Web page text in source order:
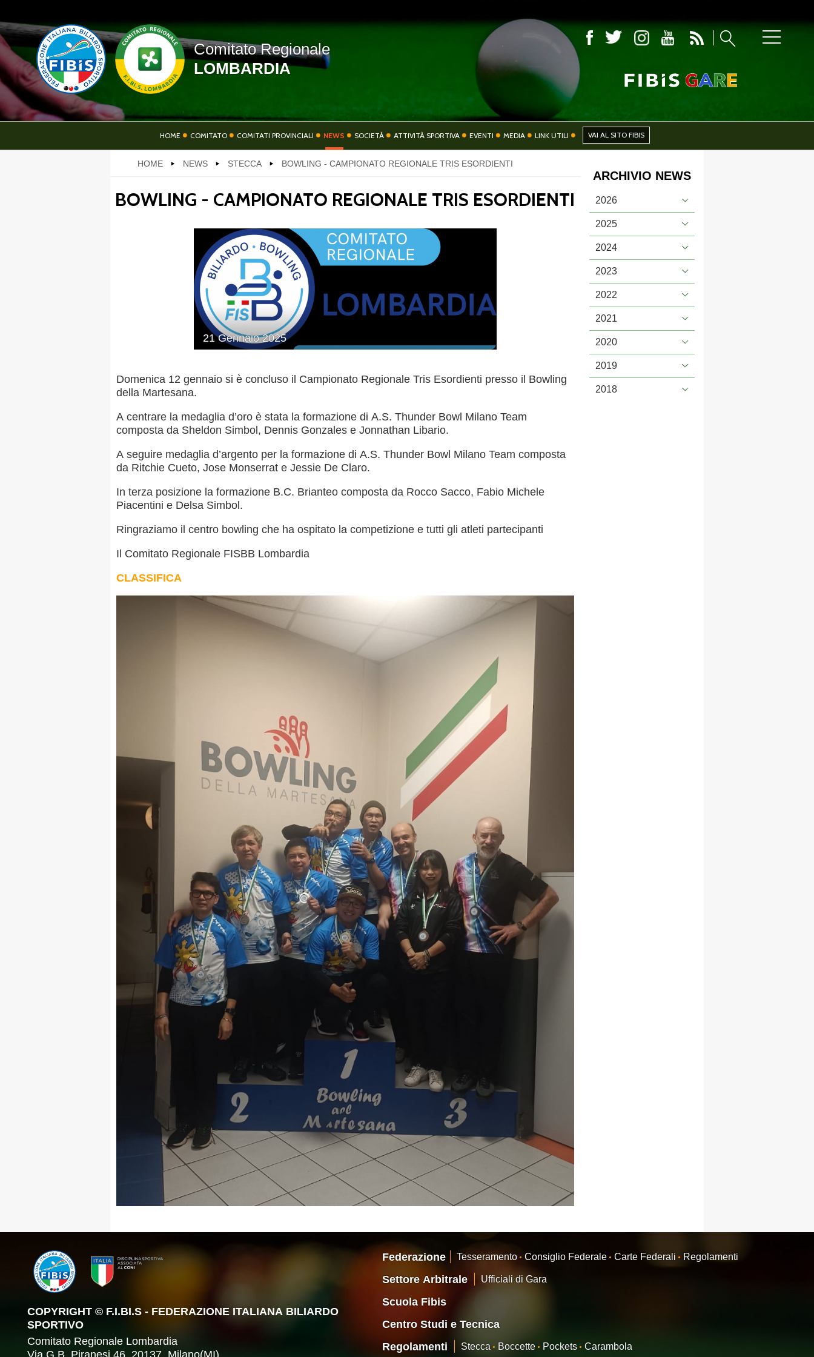
HOME COMITATI PROVINCIALI
PHOTOGALLERY
CONTATTI
Settore Arbitrale Ufficiali di Gara
Scuola Fibis
Regolamenti
Stecca
Comitato Regionale
LOMBARDIA
HOME COMITATO COMITATI PROVINCIALI NEWS SOCIETÀ ATTIVITÀ SPORTIVA EVENTI MEDIA LINK UTILI VAI AL SITO FIBIS
HOME NEWS STECCA BOWLING - CAMPIONATO REGIONALE TRIS ESORDIENTI
BOWLING - CAMPIONATO REGIONALE TRIS ESORDIENTI
21Gennaio2025
Domenica 12 gennaio si è concluso il Campionato Regionale Tris Esordienti presso il Bowling
della Martesana.
A centrare la medaglia d’oro è stata la formazione di A.S. Thunder Bowl Milano Team
composta da Sheldon Simbol, Dennis Gonzales e Jonnathan Libario.
A seguire medaglia d’argento per la formazione di A.S. Thunder Bowl Milano Team composta
da Ritchie Cueto, Jose Monserrat e Jessie De Claro.
In terza posizione la formazione B.C. Brianteo composta da Rocco Sacco, Fabio Michele
Piacentini e Delsa Simbol.
Ringraziamo il centro bowling che ha ospitato la competizione e tutti gli atleti partecipanti
Il Comitato Regionale FISBB Lombardia
CLASSIFICA
ARCHIVIO NEWS
2026
2025
2024
2023
2022
2021
2020
2019
2018
COPYRIGHT © F.I.BI.S - FEDERAZIONE ITALIANA BILIARDO
SPORTIVO
Comitato Regionale Lombardia
Via G.B. Piranesi 46, 20137, Milano(MI)
Federazione Tesseramento Consiglio Federale Carte Federali Regolamenti
Settore Arbitrale Ufficiali di Gara
Scuola Fibis
Centro Studi e Tecnica
Regolamenti
Stecca Boccette Pockets Carambola